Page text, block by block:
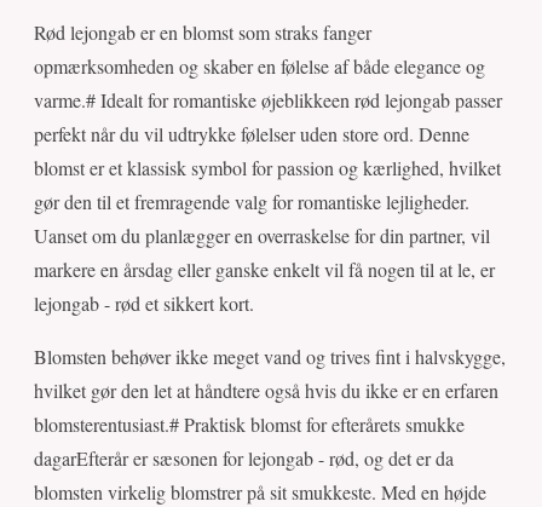
Rød lejongab er en blomst som straks fanger
opmærksomheden og skaber en følelse af både elegance og
varme.# Idealt for romantiske øjeblikkeen rød lejongab passer
perfekt når du vil udtrykke følelser uden store ord. Denne
blomst er et klassisk symbol for passion og kærlighed, hvilket
gør den til et fremragende valg for romantiske lejligheder.
Uanset om du planlægger en overraskelse for din partner, vil
markere en årsdag eller ganske enkelt vil få nogen til at le, er
lejongab - rød et sikkert kort.
Blomsten behøver ikke meget vand og trives fint i halvskygge,
hvilket gør den let at håndtere også hvis du ikke er en erfaren
blomsterentusiast.# Praktisk blomst for efterårets smukke
dagarEfterår er sæsonen for lejongab - rød, og det er da
blomsten virkelig blomstrer på sit smukkeste. Med en højde